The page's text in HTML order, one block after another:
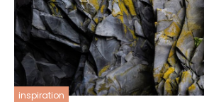
inspiration